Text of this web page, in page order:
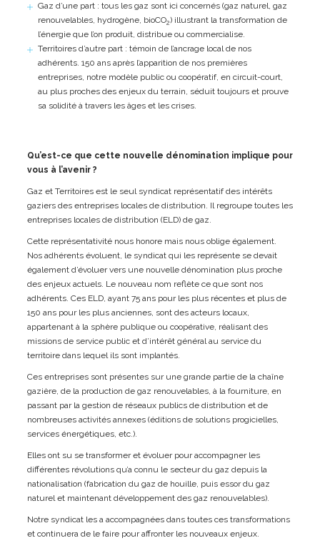
Gaz d’une part : tous les gaz sont ici concernés (gaz naturel, gaz
renouvelables, hydrogène, bioCO2) illustrant la transformation de
l’énergie que l’on produit, distribue ou commercialise.
Territoires d’autre part : témoin de l’ancrage local de nos
adhérents. 150 ans après l’apparition de nos premières
entreprises, notre modèle public ou coopératif, en circuit-court,
au plus proches des enjeux du terrain, séduit toujours et prouve
sa solidité à travers les âges et les crises.
Qu’est-ce que cette nouvelle dénomination implique pour
vous à l’avenir ?
Gaz et Territoires est le seul syndicat représentatif des intérêts
gaziers des entreprises locales de distribution. Il regroupe toutes les
entreprises locales de distribution (ELD) de gaz.
Cette représentativité nous honore mais nous oblige également.
Nos adhérents évoluent, le syndicat qui les représente se devait
également d’évoluer vers une nouvelle dénomination plus proche
des enjeux actuels. Le nouveau nom reflète ce que sont nos
adhérents. Ces ELD, ayant 75 ans pour les plus récentes et plus de
150 ans pour les plus anciennes, sont des acteurs locaux,
appartenant à la sphère publique ou coopérative, réalisant des
missions de service public et d’intérêt général au service du
territoire dans lequel ils sont implantés.
Ces entreprises sont présentes sur une grande partie de la chaîne
gazière, de la production de gaz renouvelables, à la fourniture, en
passant par la gestion de réseaux publics de distribution et de
nombreuses activités annexes (éditions de solutions progicielles,
services énergétiques, etc.).
Elles ont su se transformer et évoluer pour accompagner les
différentes révolutions qu’a connu le secteur du gaz depuis la
nationalisation (fabrication du gaz de houille, puis essor du gaz
naturel et maintenant développement des gaz renouvelables).
Notre syndicat les a accompagnées dans toutes ces transformations
et continuera de le faire pour affronter les nouveaux enjeux.